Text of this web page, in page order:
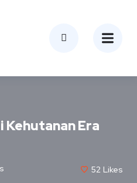
Kehutanan Era
52 Likes